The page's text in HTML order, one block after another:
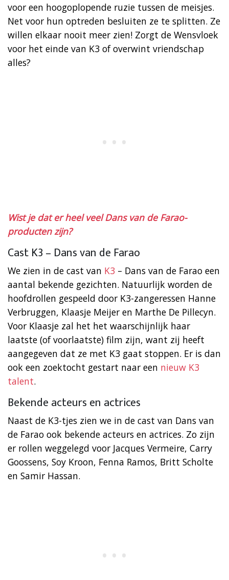
voor een hoogoplopende ruzie tussen de meisjes.
Net voor hun optreden besluiten ze te splitten. Ze
willen elkaar nooit meer zien! Zorgt de Wensvloek
voor het einde van K3 of overwint vriendschap
alles?
Wist je dat er heel veel Dans van de Farao-
producten zijn?
Cast K3 – Dans van de Farao
We zien in de cast van K3 – Dans van de Farao een
aantal bekende gezichten. Natuurlijk worden de
hoofdrollen gespeeld door K3-zangeressen Hanne
Verbruggen, Klaasje Meijer en Marthe De Pillecyn.
Voor Klaasje zal het het waarschijnlijk haar
laatste (of voorlaatste) film zijn, want zij heeft
aangegeven dat ze met K3 gaat stoppen. Er is dan
ook een zoektocht gestart naar een nieuw K3
talent.
Bekende acteurs en actrices
Naast de K3-tjes zien we in de cast van Dans van
de Farao ook bekende acteurs en actrices. Zo zijn
er rollen weggelegd voor Jacques Vermeire, Carry
Goossens, Soy Kroon, Fenna Ramos, Britt Scholte
en Samir Hassan.